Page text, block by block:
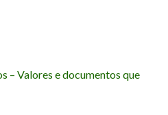
– Valores e documentos que